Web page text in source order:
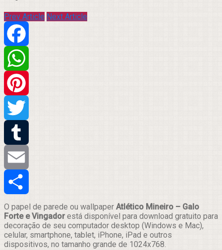
Prev Article Next Article
Facebook
WhatsApp
Pinterest
Twitter
Tumblr
Email
Compartilhar
O papel de parede ou wallpaper Atlético Mineiro – Galo
Forte e Vingadorestá disponível para download gratuito para
decoração de seu computador desktop (Windows e Mac),
celular, smartphone, tablet, iPhone, iPad e outros
dispositivos, no tamanho grande de 1024x768.